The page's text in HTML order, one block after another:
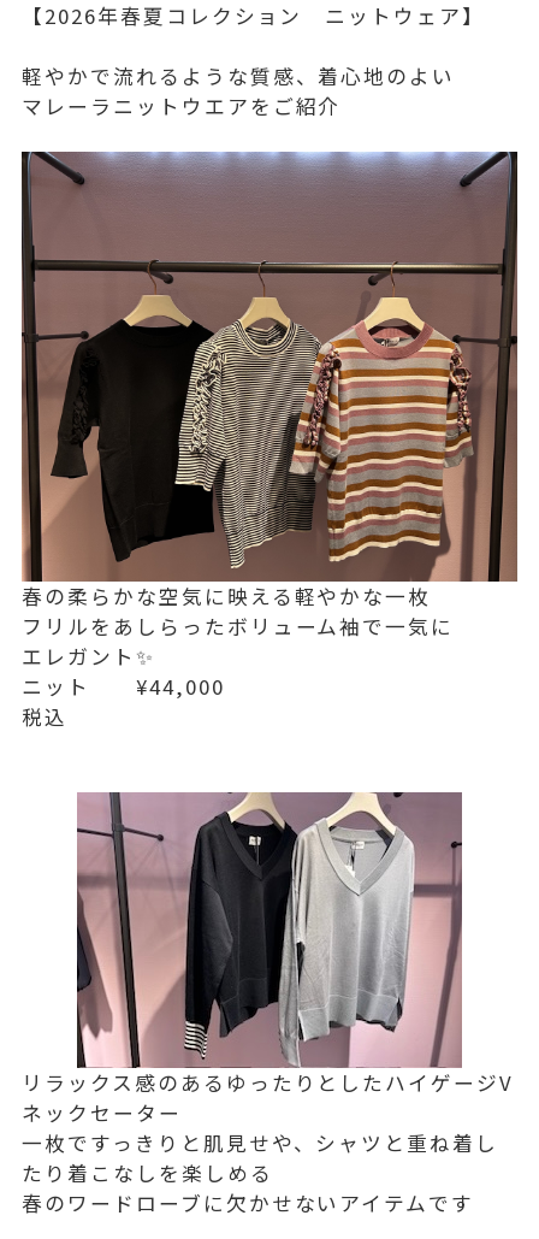
【2026年春夏コレクション ニットウェア】
軽やかで流れるような質感、着心地のよい
マレーラニットウエアをご紹介
春の柔らかな空気に映える軽やかな一枚
フリルをあしらったボリューム袖で一気に
エレガント✨
ニット ¥44,000
税込
リラックス感のあるゆったりとしたハイゲージV
ネックセーター
一枚ですっきりと肌見せや、シャツと重ね着し
たり着こなしを楽しめる
春のワードローブに欠かせないアイテムです